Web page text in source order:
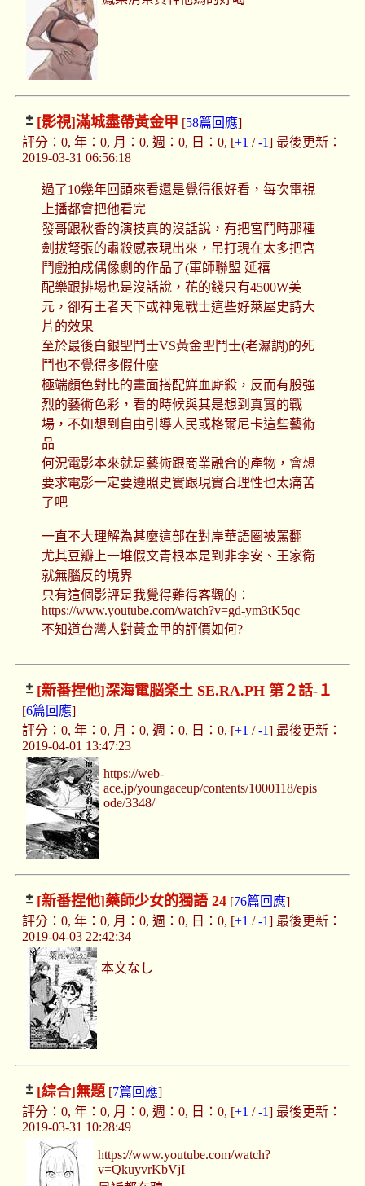
[影視]滿城盡帶黃金甲 [58篇回應]
評分：0, 年：0, 月：0, 週：0, 日：0, [+1 /-1] 最後更新：
2019-03-31 06:56:18
過了10幾年回頭來看還是覺得很好看，每次電視
上播都會把他看完
發哥跟秋香的演技真的沒話說，有把宮鬥時那種
劍拔弩張的肅殺感表現出來，吊打現在太多把宮
鬥戲拍成偶像劇的作品了(軍師聯盟 延禧
配樂跟排場也是沒話說，花的錢只有4500W美
元，卻有王者天下或神鬼戰士這些好萊屋史詩大
片的效果
至於最後白銀聖鬥士VS黃金聖鬥士(老濕調)的死
鬥也不覺得多假什麼
極端顏色對比的畫面搭配鮮血廝殺，反而有股強
烈的藝術色彩，看的時候與其是想到真實的戰
場，不如想到自由引導人民或格爾尼卡這些藝術
品
何況電影本來就是藝術跟商業融合的產物，會想
要求電影一定要遵照史實跟現實合理性也太痛苦
了吧
一直不大理解為甚麼這部在對岸華語圈被罵翻
尤其豆瓣上一堆假文青根本是到非李安、王家衛
就無腦反的境界
只有這個影評是我覺得難得客觀的：
https://www.youtube.com/watch?v=gd-ym3tK5qc
不知道台灣人對黃金甲的評價如何?
[新番捏他]深海電脳楽土 SE.RA.PH 第２話-１
[6篇回應]
評分：0, 年：0, 月：0, 週：0, 日：0, [+1 /-1] 最後更新：
2019-04-01 13:47:23
https://web-
ace.jp/youngaceup/contents/1000118/epis
ode/3348/
[新番捏他]藥師少女的獨語 24[76篇回應]
評分：0, 年：0, 月：0, 週：0, 日：0, [+1 /-1] 最後更新：
2019-04-03 22:42:34
本文なし
[綜合]無題[7篇回應]
評分：0, 年：0, 月：0, 週：0, 日：0, [+1 /-1] 最後更新：
2019-03-31 10:28:49
https://www.youtube.com/watch?
v=QkuyvrKbVjI